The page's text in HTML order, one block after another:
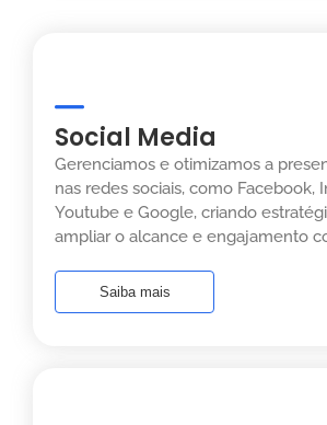
Social Media
Gerenciamos e otimizamos a
nas redes sociais, como Facebook,
Youtube e Google, criando
ampliar o alcance e engajamento
Saiba mais